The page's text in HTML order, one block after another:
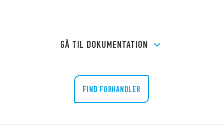
GÅ TIL DOKUMENTATION
FIND FORHANDLER